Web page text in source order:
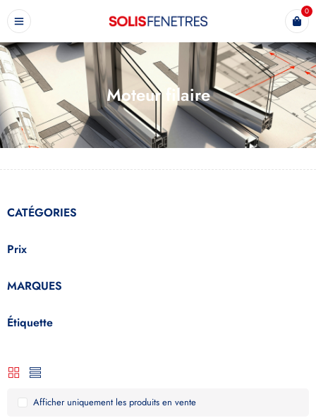
0
Moteur filaire
CATÉGORIES
Prix
MARQUES
Étiquette
Afficher uniquement les produits en vente